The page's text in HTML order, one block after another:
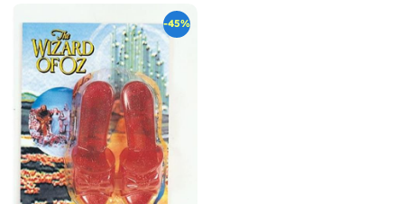
-45%